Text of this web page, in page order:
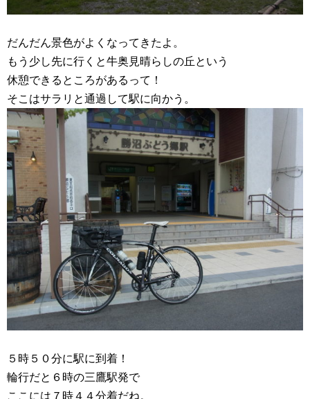
だんだん景色がよくなってきたよ。
もう少し先に行くと牛奥見晴らしの丘という
休憩できるところがあるって！
そこはサラリと通過して駅に向かう。
５時５０分に駅に到着！
輪行だと６時の三鷹駅発で
ここには７時４４分着だね。